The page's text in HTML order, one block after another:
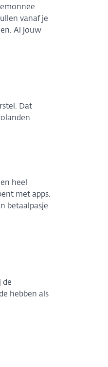
vanaf je
Al jouw
Dat
heel
met apps.
betaalpasje
de
hebben als